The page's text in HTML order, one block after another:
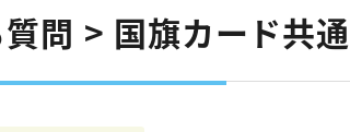
問 > 国旗カード共通